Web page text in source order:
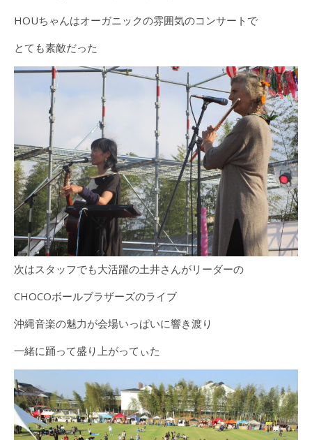
HOUちゃんはオーガニックの雰囲気のコンサートで
とても素敵だった
次はスタッフでも大活躍の土井さんがリーダーの
CHOCOボールブラザーズのライブ
沖縄音楽の魅力が会場いっぱいに響き渡り
一緒に踊って盛り上がってぃた